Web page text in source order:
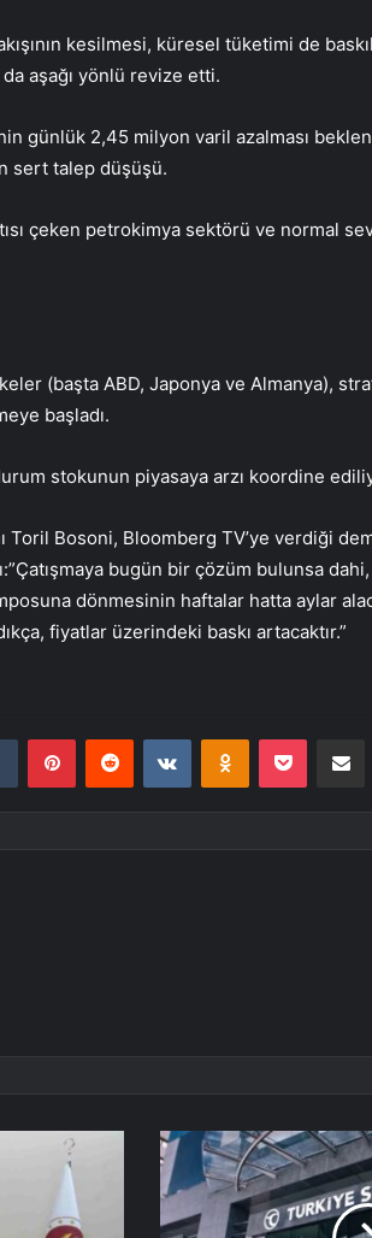
kesilmesi, küresel tüketimi de
aşağı yönlü revize etti.
günlük 2,45 milyon varil azalması
sert talep düşüşü.
çeken petrokimya sektörü ve normal
(başta ABD, Japonya ve Almanya),
başladı.
stokunun piyasaya arzı koordine
Toril Bosoni, Bloomberg TV’ye verdiği
bugün bir çözüm bulunsa dahi,
dönmesinin haftalar hatta aylar
fiyatlar üzerindeki baskı artacaktır.”
Tumblr PinterestReddit VKontakteOdnoklassniki
Pocket